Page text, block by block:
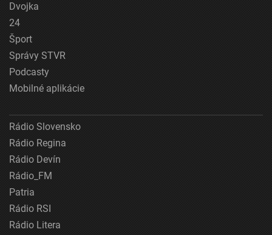
Dvojka
24
Šport
Správy STVR
Podcasty
Mobilné aplikácie
Rádio Slovensko
Rádio Regina
Rádio Devín
Rádio_FM
Patria
Rádio RSI
Rádio Litera